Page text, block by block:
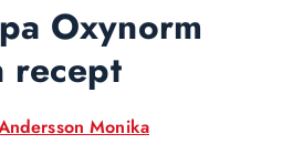
Oxynorm
recept
Monika